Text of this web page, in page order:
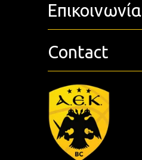
Επικοινωνία
Contact